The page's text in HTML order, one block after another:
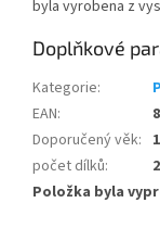
byla vyrobena z
Doplňkové
Kategorie:
EAN:
Doporučený věk:
počet dílků:
Položka byla